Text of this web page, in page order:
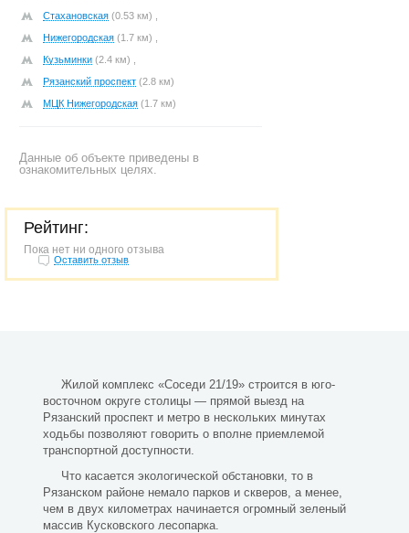
Стахановская (0.53 км) ,
Нижегородская (1.7 км) ,
Кузьминки (2.4 км) ,
Рязанский проспект (2.8 км)
МЦК Нижегородская (1.7 км)
Данные об объекте приведены в
ознакомительных целях.
Рейтинг:
Пока нет ни одного отзыва
Оставить отзыв
Жилой комплекс «Соседи 21/19» строится в юго-
восточном округе столицы — прямой выезд на
Рязанский проспект и метро в нескольких минутах
ходьбы позволяют говорить о вполне приемлемой
транспортной доступности.
Что касается экологической обстановки, то в
Рязанском районе немало парков и скверов, а менее,
чем в двух километрах начинается огромный зеленый
массив Кусковского лесопарка.